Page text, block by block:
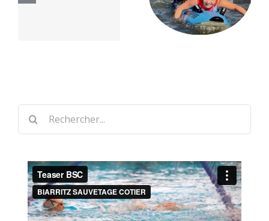
océan du
matin au